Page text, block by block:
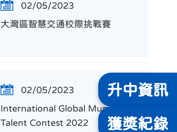
02/05/2023
大灣區智慧交通校際挑戰賽
02/05/2023
International Global Music
Talent Contest 2022
升中資訊
獲獎紀錄